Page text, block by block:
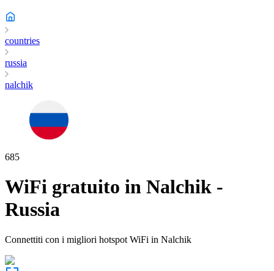
countries
russia
nalchik
685
WiFi gratuito in Nalchik -
Russia
Connettiti con i migliori hotspot WiFi in Nalchik